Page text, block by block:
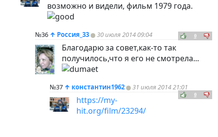
возможно и видели, фильм 1979 года.
№36 ↑ Россия_33 30 июля 2014 09:04 0
Благодарю за совет,как-то так
получилось,что я его не смотрела...
№37 ↑ константин1962 31 июля 2014 21:01
0
https://my-
hit.org/film/23294/